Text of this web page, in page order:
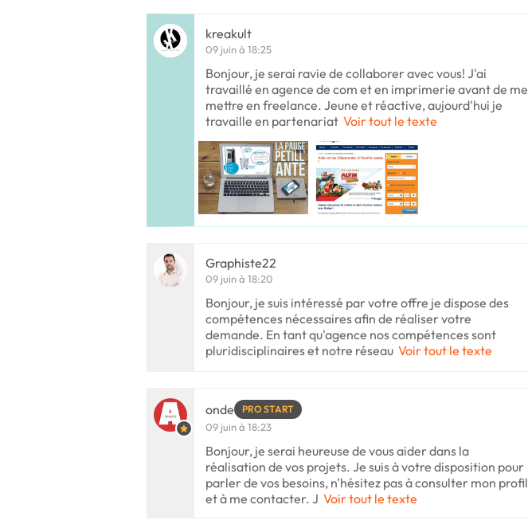
kreakult
09 juin à 18:25
Bonjour, je serai ravie de collaborer avec vous! J'ai
travaillé en agence de com et en imprimerie avant de me
mettre en freelance. Jeune et réactive, aujourd'hui je
travaille en partenariat Voir tout le texte
Graphiste22
09 juin à 18:20
Bonjour, je suis intéressé par votre offre je dispose des
compétences nécessaires afin de réaliser votre
demande. En tant qu'agence nos compétences sont
pluridisciplinaires et notre réseau Voir tout le texte
onde PRO START
09 juin à 18:23
Bonjour, je serai heureuse de vous aider dans la
réalisation de vos projets. Je suis à votre disposition pour
parler de vos besoins, n'hésitez pas à consulter mon profil
et à me contacter. J Voir tout le texte